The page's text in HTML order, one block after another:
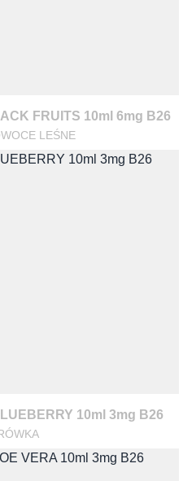
FRUITS 10ml 6mg B26
LEŚNE
10ml 3mg B26